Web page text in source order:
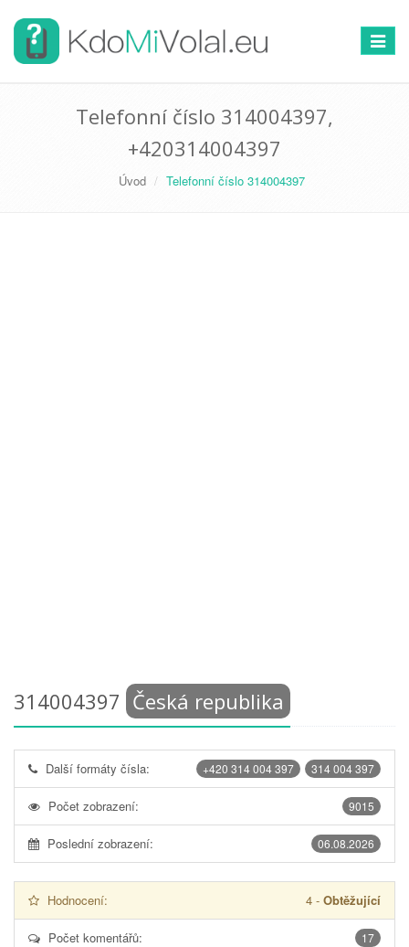
Telefonní číslo 314004397,
+420314004397
Úvod Telefonní číslo 314004397
314004397 Česká republika
314 004 397
+420 314 004 397
Další formáty čísla:
9015
Počet zobrazení:
06.08.2026
Poslední zobrazení:
Hodnocení: 4 - Obtěžující
17
Počet komentářů: